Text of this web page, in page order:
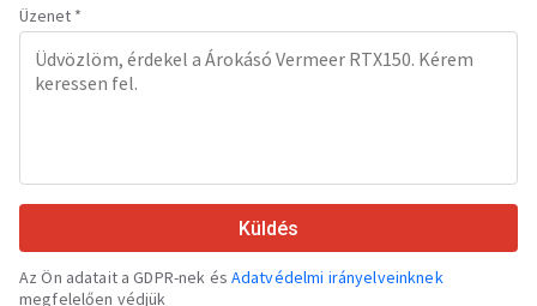
Üzenet *
Küldés
Az Ön adatait a GDPR-nek és Adatvédelmi irányelveinknek
megfelelően védjük